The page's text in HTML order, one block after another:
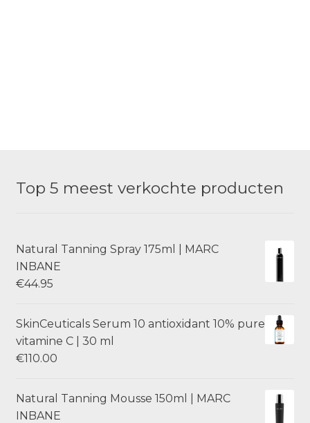
Top 5 meest verkochte producten
Natural Tanning Spray 175ml | MARC
INBANE
€44.95
SkinCeuticals Serum 10 antioxidant 10% pure
vitamine C | 30 ml
€110.00
Natural Tanning Mousse 150ml | MARC
INBANE